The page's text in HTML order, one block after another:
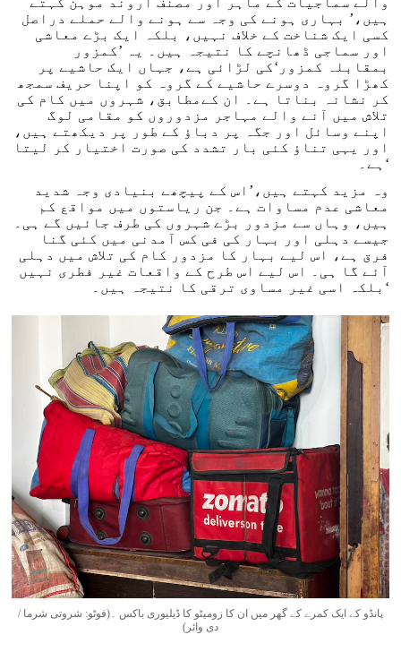
ہیں،’ بہاری ہونے کی وجہ سے ہونے والے حملے دراصل
کسی ایک شناخت کے خلاف نہیں، بلکہ ایک بڑے معاشی
اور سماجی ڈھانچے کا نتیجہ ہیں۔ یہ ’کمزور
بمقابلہ کمزور‘کی لڑائی ہے، جہاں ایک حاشیے پر
کھڑا گروہ دوسرے حاشیے کے گروہ کو اپنا حریف سمجھ
کر نشانہ بناتا ہے۔ ان کےمطابق، شہروں میں کام کی
تلاش میں آنے والے مہاجر مزدوروں کو مقامی لوگ
اپنے وسائل اور جگہ پر دباؤ کے طور پر دیکھتے ہیں،
اور یہی تناؤ کئی بار تشدد کی صورت اختیار کر لیتا
ہے۔‘
وہ مزید کہتے ہیں،’اس کے پیچھے بنیادی وجہ شدید
معاشی عدم مساوات ہے۔ جن ریاستوں میں مواقع کم
ہیں، وہاں سے مزدور بڑے شہروں کی طرف جائیں گے ہی۔
جیسے دہلی اور بہار کی فی کس آمدنی میں کئی گنا
فرق ہے، اس لیے بہار کا مزدور کام کی تلاش میں دہلی
آئے گا ہی۔ اس لیے اس طرح کے واقعات غیر فطری نہیں
بلکہ اسی غیر مساوی ترقی کا نتیجہ ہیں۔‘
پانڈو کے ایک کمرے کے گھر میں ان کا زومیٹو کا ڈیلیوری باکس ۔(فوٹو: شروتی شرما /
دی وائر)